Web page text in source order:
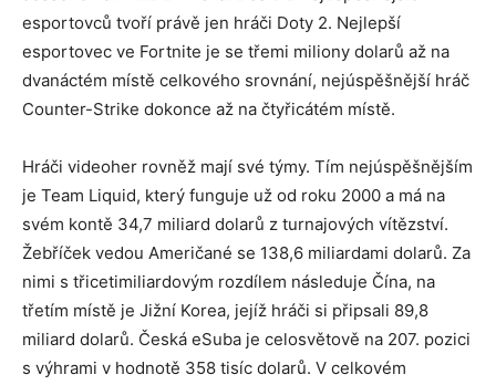
esportovců tvoří právě jen hráči Doty 2. Nejlepší
esportovec ve Fortnite je se třemi miliony dolarů až na
dvanáctém místě celkového srovnání, nejúspěšnější hráč
Counter-Strike dokonce až na čtyřicátém místě.
Hráči videoher rovněž mají své týmy. Tím nejúspěšnějším
je Team Liquid, který funguje už od roku 2000 a má na
svém kontě 34,7 miliard dolarů z turnajových vítězství.
Žebříček vedou Američané se 138,6 miliardami dolarů. Za
nimi s třicetimiliardovým rozdílem následuje Čína, na
třetím místě je Jižní Korea, jejíž hráči si připsali 89,8
miliard dolarů. Česká eSuba je celosvětově na 207. pozici
s výhrami v hodnotě 358 tisíc dolarů. V celkovém